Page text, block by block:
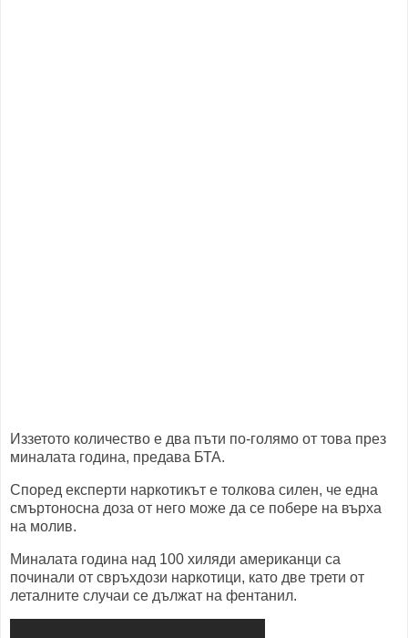
Иззетото количество е два пъти по-голямо от това през
миналата година, предава БТА.
Според експерти наркотикът е толкова силен, че една
смъртоносна доза от него може да се побере на върха
на молив.
Миналата година над 100 хиляди американци са
починали от свръхдози наркотици, като две трети от
леталните случаи се дължат на фентанил.